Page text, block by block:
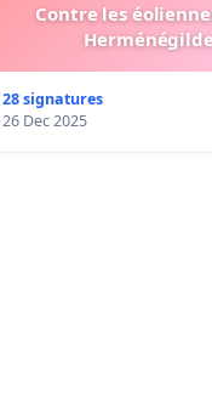
Contre les
Herménégilde
28 signatures
26 Dec 2025